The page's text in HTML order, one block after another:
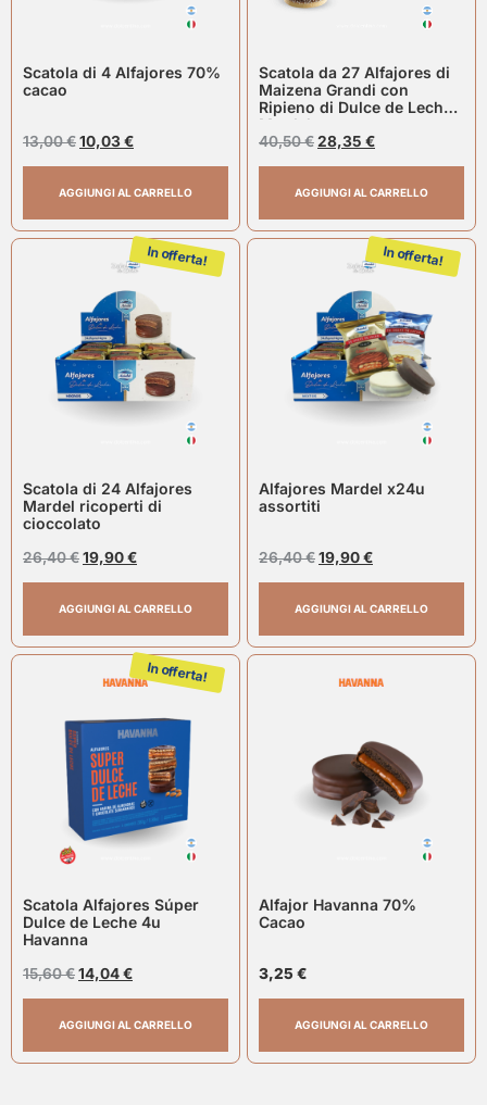
Scatola di 4 Alfajores 70%
cacao
13,00€10,03€
AGGIUNGI AL CARRELLO
Scatola da 27 Alfajores di
Maizena Grandi con
Ripieno di Dulce de Leche |
Mardel
40,50€28,35 €
AGGIUNGI AL CARRELLO
In offerta!
Scatola di 24 Alfajores
Mardel ricoperti di
cioccolato
26,40€19,90€
AGGIUNGI AL CARRELLO
In offerta!
Alfajores Mardel x24u
assortiti
26,40€19,90€
AGGIUNGI AL CARRELLO
In offerta!
Scatola Alfajores Súper
Dulce de Leche 4u
Havanna
15,60€14,04€
AGGIUNGI AL CARRELLO
Alfajor Havanna 70%
Cacao
3,25 €
AGGIUNGI AL CARRELLO